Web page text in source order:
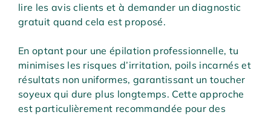
lire les avis clients et à demander un diagnostic
gratuit quand cela est proposé.
En optant pour une épilation professionnelle, tu
minimises les risques d’irritation, poils incarnés et
résultats non uniformes, garantissant un toucher
soyeux qui dure plus longtemps. Cette approche
est particulièrement recommandée pour des